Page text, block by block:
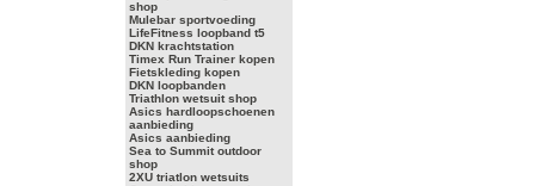
shop
Mulebar sportvoeding
LifeFitness loopband t5
DKN krachtstation
Timex Run Trainer kopen
Fietskleding kopen
DKN loopbanden
Triathlon wetsuit shop
Asics hardloopschoenen
aanbieding
Asics aanbieding
Sea to Summit outdoor
shop
2XU triatlon wetsuits